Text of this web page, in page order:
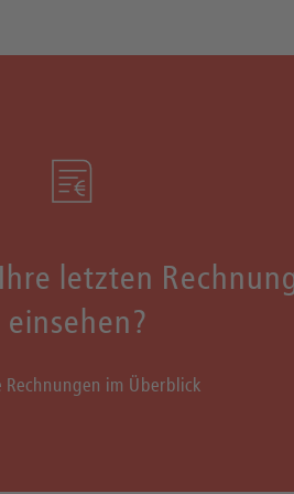
letzten
einsehen?
Rechnungen im Überblick